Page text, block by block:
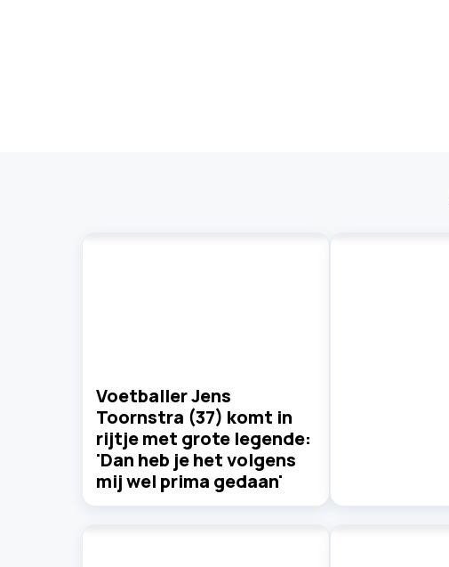
Voetballer Jens
Toornstra (37) komt in
rijtje met grote legende:
'Dan heb je het volgens
mij wel prima gedaan'